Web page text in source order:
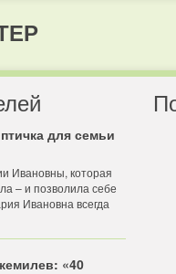
для семьи
Ивановны, которая
– и позволила себе
Ивановна всегда
«40